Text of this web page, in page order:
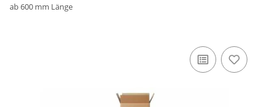
ab 600 mm Länge